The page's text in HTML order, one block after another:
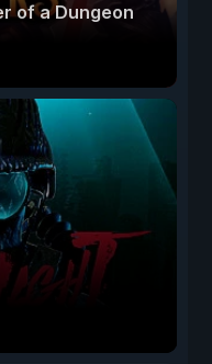
of a Dungeon